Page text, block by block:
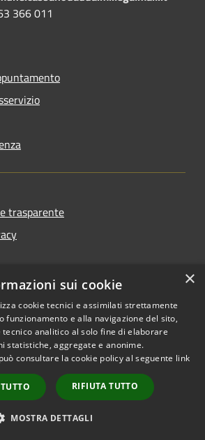
366 011
trasparente
Copyright © 2026 • Comune di
Cassano d'Adda • Powered by
Municipium•
Accesso
redazione
×
sui cookie
cookie tecnici e assimilati strettamente
funzionamento e alla navigazione del sito,
tecnico analitico al solo fine di elaborare
statistiche, aggregate e anonime.
consultare la cookie policy al seguente link
RIFIUTA TUTTO
MOSTRA DETTAGLI